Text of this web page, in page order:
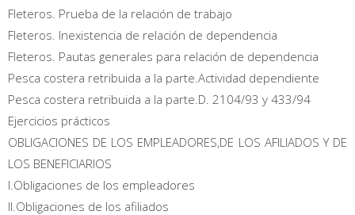
Fleteros. Prueba de la relación de trabajo
Fleteros. Inexistencia de relación de dependencia
Fleteros. Pautas generales para relación de dependencia
Pesca costera retribuida a la parte.Actividad dependiente
Pesca costera retribuida a la parte.D. 2104/93 y 433/94
Ejercicios prácticos
OBLIGACIONES DE LOS EMPLEADORES,DE LOS AFILIADOS Y DE
LOS BENEFICIARIOS
I.Obligaciones de los empleadores
II.Obligaciones de los afiliados